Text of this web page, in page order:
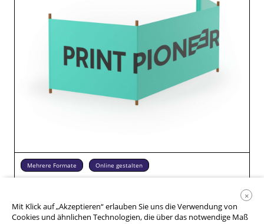
Mehrere Formate Online gestalten
Durchscheinend oder blickdicht – in 5 Formaten verfügbar
×
Mit Klick auf „Akzeptieren“ erlauben Sie uns die Verwendung von
Cookies und ähnlichen Technologien, die über das notwendige Maß